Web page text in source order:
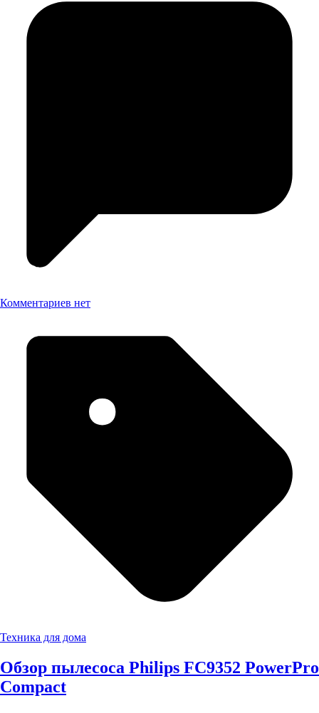
Комментариев нет
Техника для дома
Обзор пылесоса Philips FC9352 PowerPro
Compact